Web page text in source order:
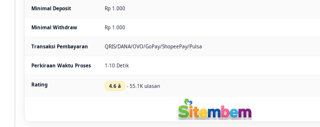
Minimal Deposit Rp 1.000
Minimal Withdraw Rp 1.000
Transaksi Pembayaran QRIS/DANA/OVO/GoPay/ShopeePay/Pulsa
Perkiraan Waktu Proses 1-10 Detik
Rating 4.6 â­ - 55.1K ulasan